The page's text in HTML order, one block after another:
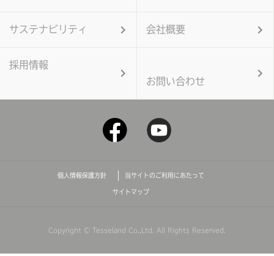
サステナビリティ 会社概要
採用情報
お問い合わせ
個人情報保護方針 当サイトのご利用にあたって
サイトマップ
Copyright © Tesseland Co.,Ltd. All Rights Reserved.